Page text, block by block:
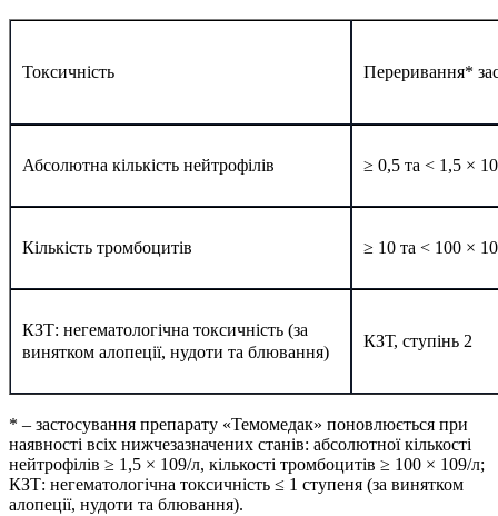
Токсичність Переривання*
Абсолютна кількість нейтрофілів ≥ 0,5 та < 1,5 × 10
Кількість тромбоцитів ≥ 10 та < 100 × 10
КЗТ: негематологічна токсичність (за
винятком алопеції, нудоти та блювання)
КЗТ, ступінь 2
* – застосування препарату «Темомедак» поновлюється при
наявності всіх нижчезазначених станів: абсолютної кількості
нейтрофілів ≥ 1,5 × 109/л, кількості тромбоцитів ≥ 100 × 109/л;
КЗТ: негематологічна токсичність ≤ 1 ступеня (за винятком
алопеції, нудоти та блювання).